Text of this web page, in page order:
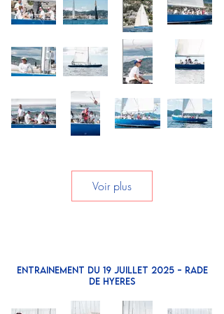
Voir plus
ENTRAINEMENT DU 19 juillet 2025 - RADE
DE HYERES